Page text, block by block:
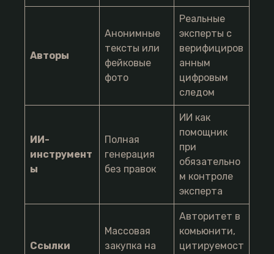
Авторы
Анонимные
тексты или
фейковые
фото
Реальные
эксперты с
верифициров
анным
цифровым
следом
ИИ-
инструмент
ы
Полная
генерация
без правок
ИИ как
помощник
при
обязательно
м контроле
эксперта
Ссылки
Массовая
закупка на
Авторитет в
комьюнити,
цитируемост